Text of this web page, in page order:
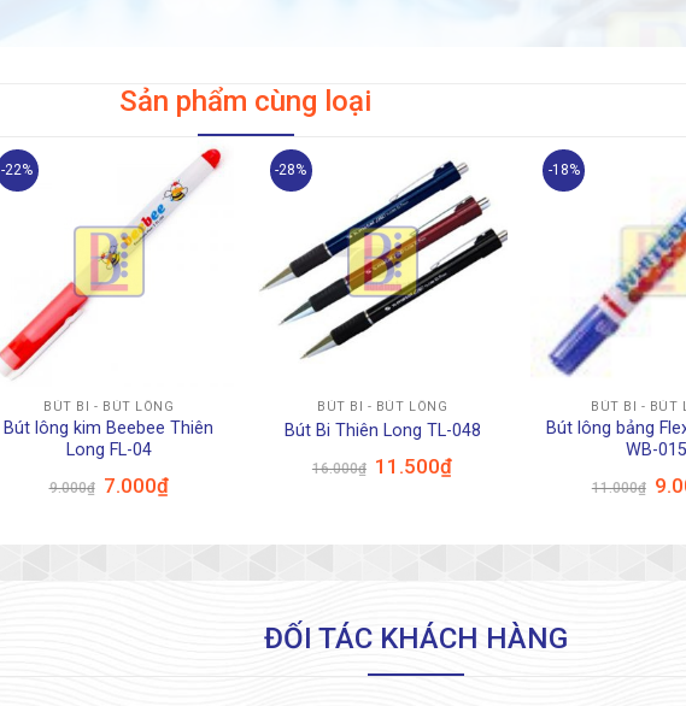
Sản phẩm cùng loại
-22%
+
BÚT BI - BÚT LÔNG
Bút lông kim Beebee Thiên
Long FL-04
9.000₫
Giá
gốc
7.000₫Giá
7.000₫.
-28%
BÚT BI - BÚT LÔNG
Bút Bi Thiên Long TL-048
16.000₫ Giá
gốc
11.500₫Giá
-18%
+
BÚT BI - BÚT
Bút lông bảng
WB-015
11.000₫ Giá
gốc
ĐỐI TÁC KHÁCH HÀNG